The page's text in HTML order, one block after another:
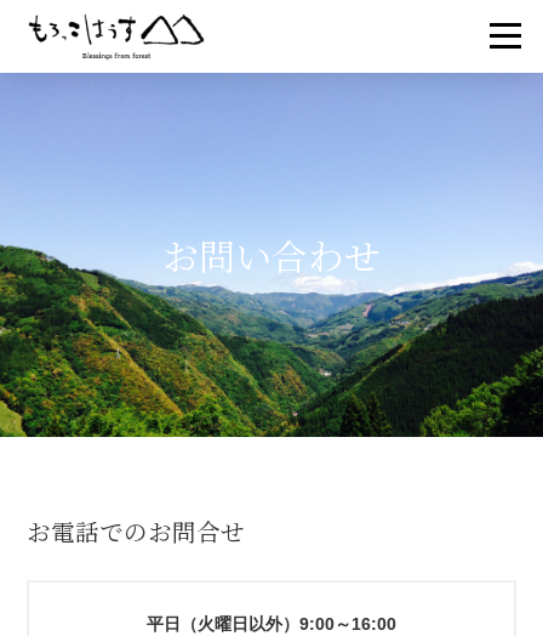
お問い合わせ
お電話でのお問合せ
平日（火曜日以外） 9:00～16:00